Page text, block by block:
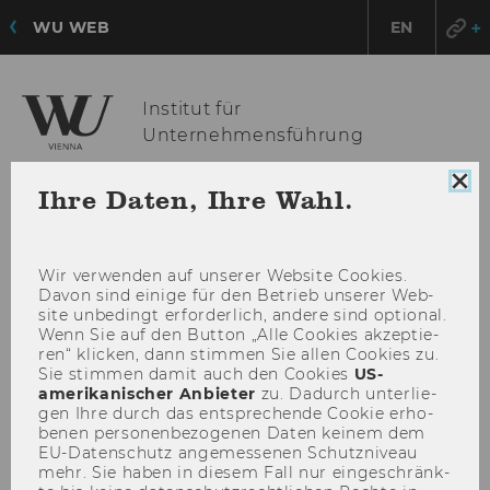
WU WEB EN
Institut für
Unternehmensführung
Ihre Daten, Ihre Wahl.
Wir ver­wen­den auf un­se­rer Web­site Coo­kies.
Davon sind ei­ni­ge für den Be­trieb un­se­rer Web­
site un­be­dingt er­for­der­lich, an­de­re sind op­tio­nal.
Wenn Sie auf den But­ton „Alle Coo­kies ak­zep­tie­
ren“ kli­cken, dann stim­men Sie allen Coo­kies zu.
Sie stim­men damit auch den Coo­kies US-​
amerikanischer An­bie­ter zu. Da­durch un­ter­lie­
gen Ihre durch das ent­spre­chen­de Coo­kie er­ho­
be­nen per­so­nen­be­zo­ge­nen Daten kei­nem dem
EU-​Datenschutz an­ge­mes­se­nen Schutz­ni­veau
mehr. Sie haben in die­sem Fall nur ein­ge­schränk­